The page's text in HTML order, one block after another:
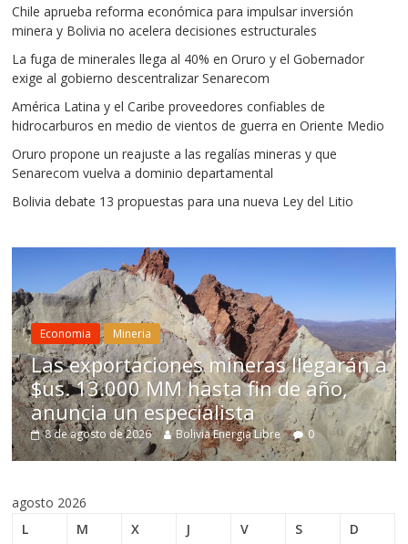
Chile aprueba reforma económica para impulsar inversión
minera y Bolivia no acelera decisiones estructurales
La fuga de minerales llega al 40% en Oruro y el Gobernador
exige al gobierno descentralizar Senarecom
América Latina y el Caribe proveedores confiables de
hidrocarburos en medio de vientos de guerra en Oriente Medio
Oruro propone un reajuste a las regalías mineras y que
Senarecom vuelva a dominio departamental
Bolivia debate 13 propuestas para una nueva Ley del Litio
Mineria
mineras llegarán a
MM hasta fin de año,
especialista
2026 Bolivia Energia Libre 0
El nuevo
imponer
minera
Estado,
8 de agosto de
agosto 2026
L
M X J V S
D